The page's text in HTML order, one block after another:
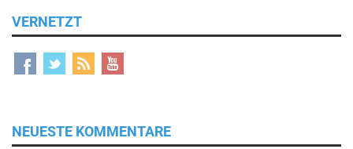
VERNETZT
NEUESTE KOMMENTARE